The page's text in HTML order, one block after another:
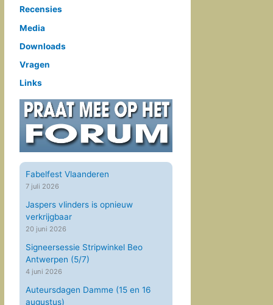
Recensies
Media
Downloads
Vragen
Links
Fabelfest Vlaanderen
7 juli 2026
Jaspers vlinders is opnieuw
verkrijgbaar
20 juni 2026
Signeersessie Stripwinkel Beo
Antwerpen (5/7)
4 juni 2026
Auteursdagen Damme (15 en 16
augustus)